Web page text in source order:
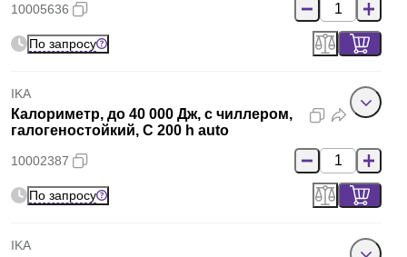
10005636
По запросу
IKA
Калориметр, до 40 000 Дж, с чиллером,
галогеностойкий, C 200 h auto
10002387
По запросу
IKA